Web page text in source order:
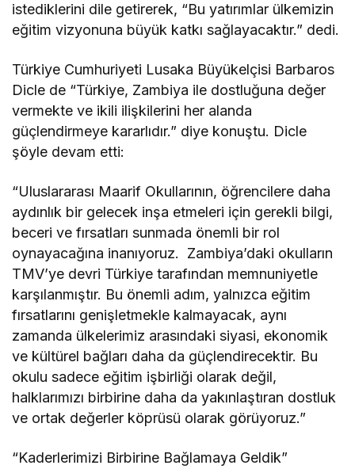
istediklerini dile getirerek, “Bu yatırımlar ülkemizin
eğitim vizyonuna büyük katkı sağlayacaktır.” dedi.
Türkiye Cumhuriyeti Lusaka Büyükelçisi Barbaros
Dicle de “Türkiye, Zambiya ile dostluğuna değer
vermekte ve ikili ilişkilerini her alanda
güçlendirmeye kararlıdır.” diye konuştu. Dicle
şöyle devam etti:
“Uluslararası Maarif Okullarının, öğrencilere daha
aydınlık bir gelecek inşa etmeleri için gerekli bilgi,
beceri ve fırsatları sunmada önemli bir rol
oynayacağına inanıyoruz. Zambiya’daki okulların
TMV’ye devri Türkiye tarafından memnuniyetle
karşılanmıştır. Bu önemli adım, yalnızca eğitim
fırsatlarını genişletmekle kalmayacak, aynı
zamanda ülkelerimiz arasındaki siyasi, ekonomik
ve kültürel bağları daha da güçlendirecektir. Bu
okulu sadece eğitim işbirliği olarak değil,
halklarımızı birbirine daha da yakınlaştıran dostluk
ve ortak değerler köprüsü olarak görüyoruz.”
“Kaderlerimizi Birbirine Bağlamaya Geldik”